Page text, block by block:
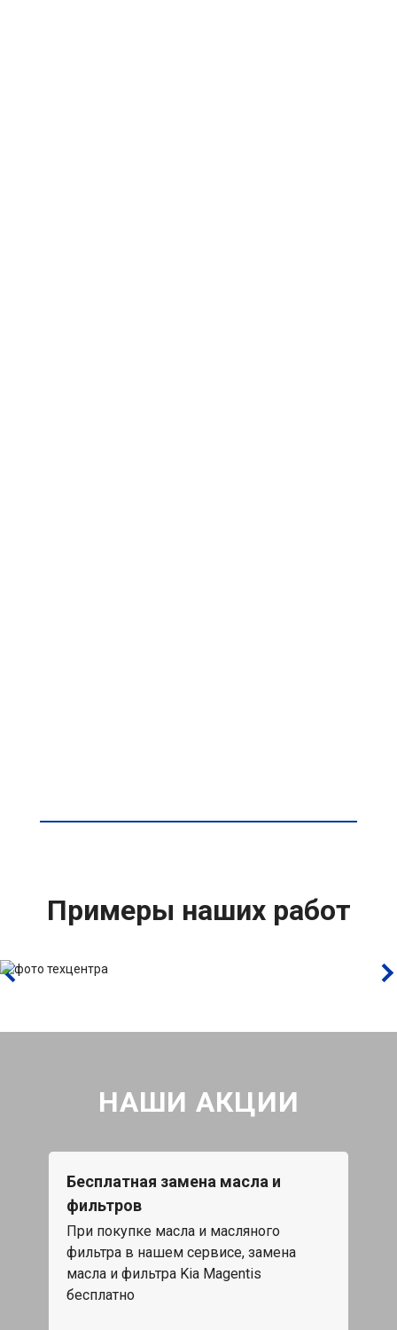
Примеры наших работ
НАШИ АКЦИИ
Бесплатная замена масла и
фильтров
При покупке масла и масляного
фильтра в нашем сервисе, замена
масла и фильтра Kia Magentis
бесплатно